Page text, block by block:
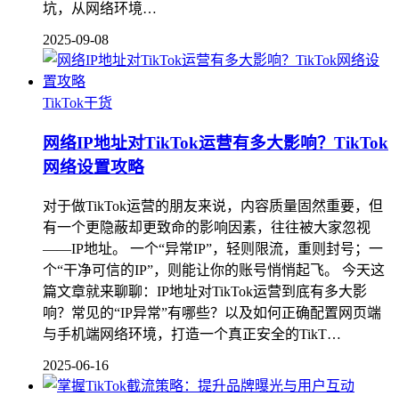
坑，从网络环境…
2025-09-08
TikTok干货
网络IP地址对TikTok运营有多大影响？TikTok
网络设置攻略
对于做TikTok运营的朋友来说，内容质量固然重要，但
有一个更隐蔽却更致命的影响因素，往往被大家忽视
——IP地址。 一个“异常IP”，轻则限流，重则封号；一
个“干净可信的IP”，则能让你的账号悄悄起飞。 今天这
篇文章就来聊聊：IP地址对TikTok运营到底有多大影
响？常见的“IP异常”有哪些？以及如何正确配置网页端
与手机端网络环境，打造一个真正安全的TikT…
2025-06-16